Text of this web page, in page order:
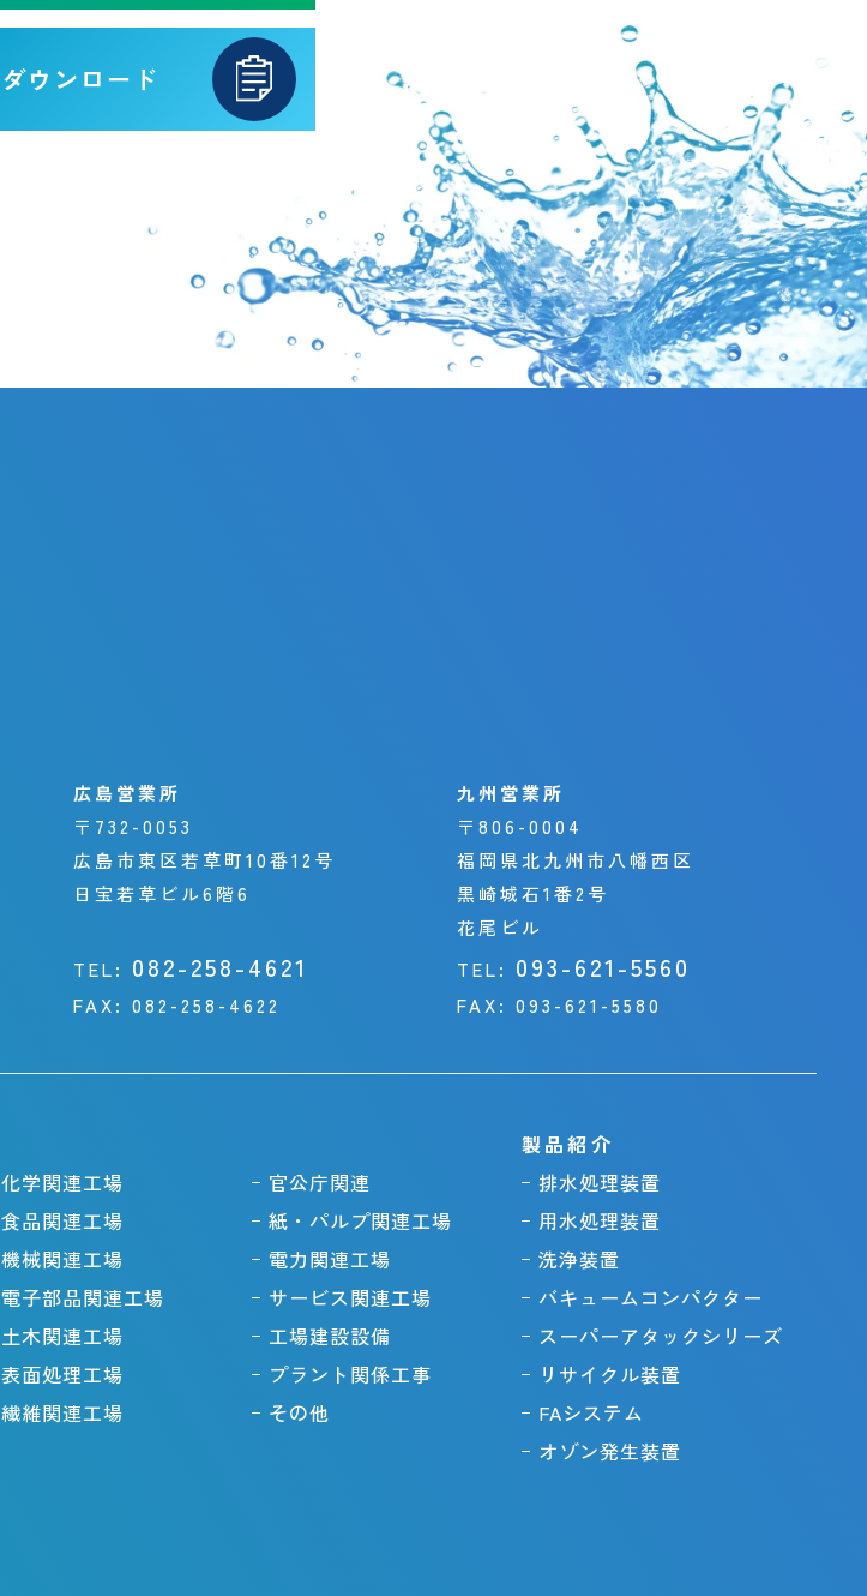
ダウンロード
広島営業所
〒732-0053
広島市東区若草町10番12号
日宝若草ビル6階6
TEL: 082-258-4621
FAX: 082-258-4622
九州営業所
〒806-0004
福岡県北九州市八幡西区
黒崎城石1番2号
花尾ビル
TEL: 093-621-5560
FAX: 093-621-5580
化学関連工場
食品関連工場
機械関連工場
電子部品関連工場
土木関連工場
表面処理工場
繊維関連工場
官公庁関連
紙・パルプ関連工場
電力関連工場
サービス関連工場
工場建設設備
プラント関係工事
その他
製品紹介
排水処理装置
用水処理装置
洗浄装置
バキュームコンパクター
スーパーアタックシリーズ
リサイクル装置
FAシステム
オゾン発生装置